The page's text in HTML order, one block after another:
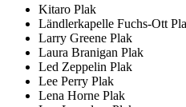
Kitaro Plak
Ländlerkapelle Fuchs-Ott
Larry Greene Plak
Laura Branigan Plak
Led Zeppelin Plak
Lee Perry Plak
Lena Horne Plak